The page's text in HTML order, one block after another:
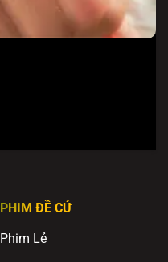
PHIM ĐỀ CỬ
Phim Lẻ